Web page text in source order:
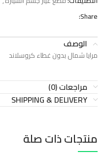
Share:
الوصف
مرايا شمال بدون غطاء كروسلاند
مراجعات (0)
SHIPPING & DELIVERY
منتجات ذات صلة